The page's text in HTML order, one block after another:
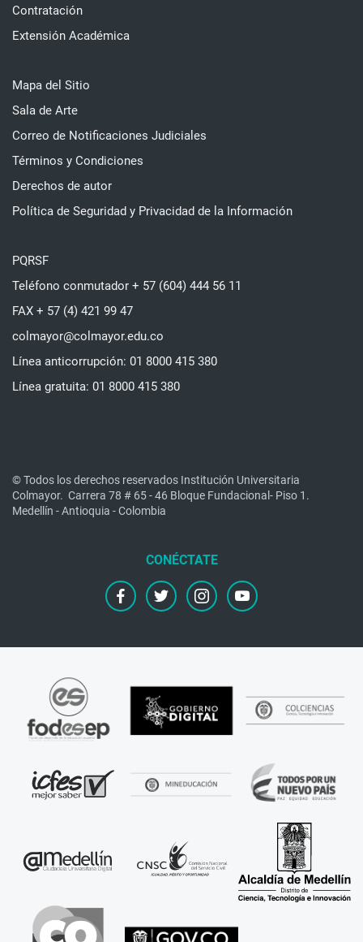
Contratación
Extensión Académica
Mapa del Sitio
Sala de Arte
Correo de Notificaciones Judiciales
Términos y Condiciones
Derechos de autor
Política de Seguridad y Privacidad de la Información
PQRSF
Teléfono conmutador + 57 (604) 444 56 11
FAX + 57 (4) 421 99 47
colmayor@colmayor.edu.co
Línea anticorrupción: 01 8000 415 380
Línea gratuita: 01 8000 415 380
© Todos los derechos reservados Institución Universitaria
Colmayor. Carrera 78 # 65 - 46 Bloque Fundacional- Piso 1.
Medellín - Antioquia - Colombia